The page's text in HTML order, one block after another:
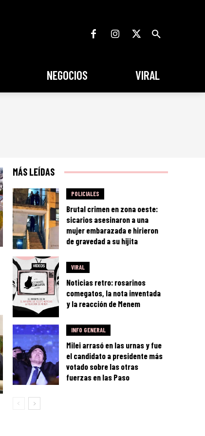
NEGOCIOS VIRAL
MÁS LEÍDAS
POLICIALES
Brutal crimen en zona oeste:
sicarios asesinaron a una
mujer embarazada e hirieron
de gravedad a su hijita
VIRAL
Noticias retro: rosarinos
comegatos, la nota inventada
y la reacción de Menem
INFO GENERAL
Milei arrasó en las urnas y fue
el candidato a presidente más
votado sobre las otras
fuerzas en las Paso